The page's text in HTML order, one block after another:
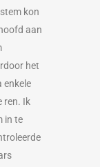
kon
aan
het
enkele
ren. Ik
in te